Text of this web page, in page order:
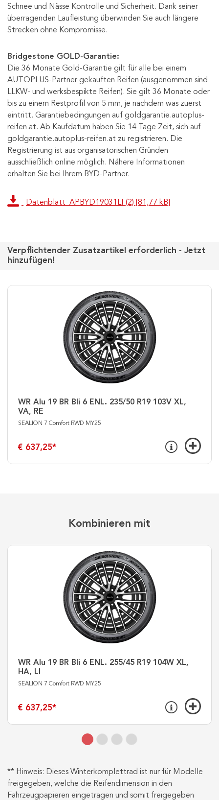
Schnee und Nässe Kontrolle und Sicherheit. Dank seiner
überragenden Laufleistung überwinden Sie auch längere
Strecken ohne Kompromisse.
Bridgestone GOLD-Garantie:
Die 36 Monate Gold-Garantie gilt für alle bei einem
AUTOPLUS-Partner gekauften Reifen (ausgenommen sind
LLKW- und werksbespikte Reifen). Sie gilt 36 Monate oder
bis zu einem Restprofil von 5 mm, je nachdem was zuerst
eintritt. Garantiebedingungen auf goldgarantie.autoplus-
reifen.at. Ab Kaufdatum haben Sie 14 Tage Zeit, sich auf
goldgarantie.autoplus-reifen.at zu registrieren. Die
Registrierung ist aus organisatorischen Gründen
ausschließlich online möglich. Nähere Informationen
erhalten Sie bei Ihrem BYD-Partner.
Datenblatt_APBYD19031LI (2) [81,77 kB]
Verpflichtender Zusatzartikel erforderlich - Jetzt
hinzufügen!
WR Alu 19 BR Bli 6 ENL. 235/50 R19 103V XL,
VA, RE
SEALION 7 Comfort RWD MY25
€ 637,25*
Kombinieren mit
WR Alu 19 BR Bli 6 ENL. 255/45 R19 104W XL,
HA, LI
SEALION 7 Comfort RWD MY25
€ 637,25*
** Hinweis: Dieses Winterkomplettrad ist nur für Modelle
freigegeben, welche die Reifendimension in den
Fahrzeugpapieren eingetragen und somit freigegeben